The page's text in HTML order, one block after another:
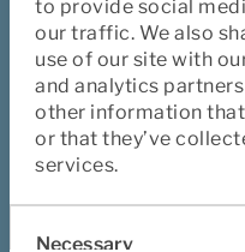
to provide social
our traffic. We also
use of our site with
and analytics
other information
or that they’ve
services.
Selection
Necessary
Att överväga
När du ska